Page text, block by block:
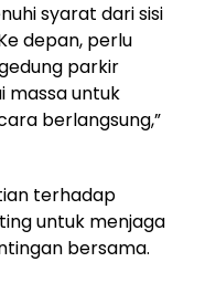
syarat dari sisi
depan, perlu
parkir
massa untuk
berlangsung,”
terhadap
untuk menjaga
bersama.